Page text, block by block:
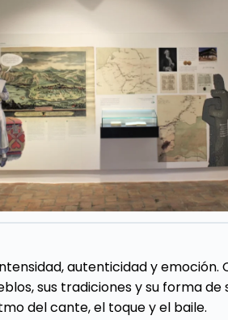
autenticidad y
sus tradiciones y su forma
del cante, el toque y el baile.